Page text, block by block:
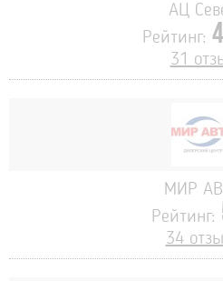
АЦ
Рейтинг:
31
МИР
Рейтинг:
34